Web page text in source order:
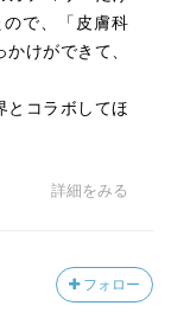
で、「皮膚科
けができて、
とコラボしてほ
詳細をみる
フォロー